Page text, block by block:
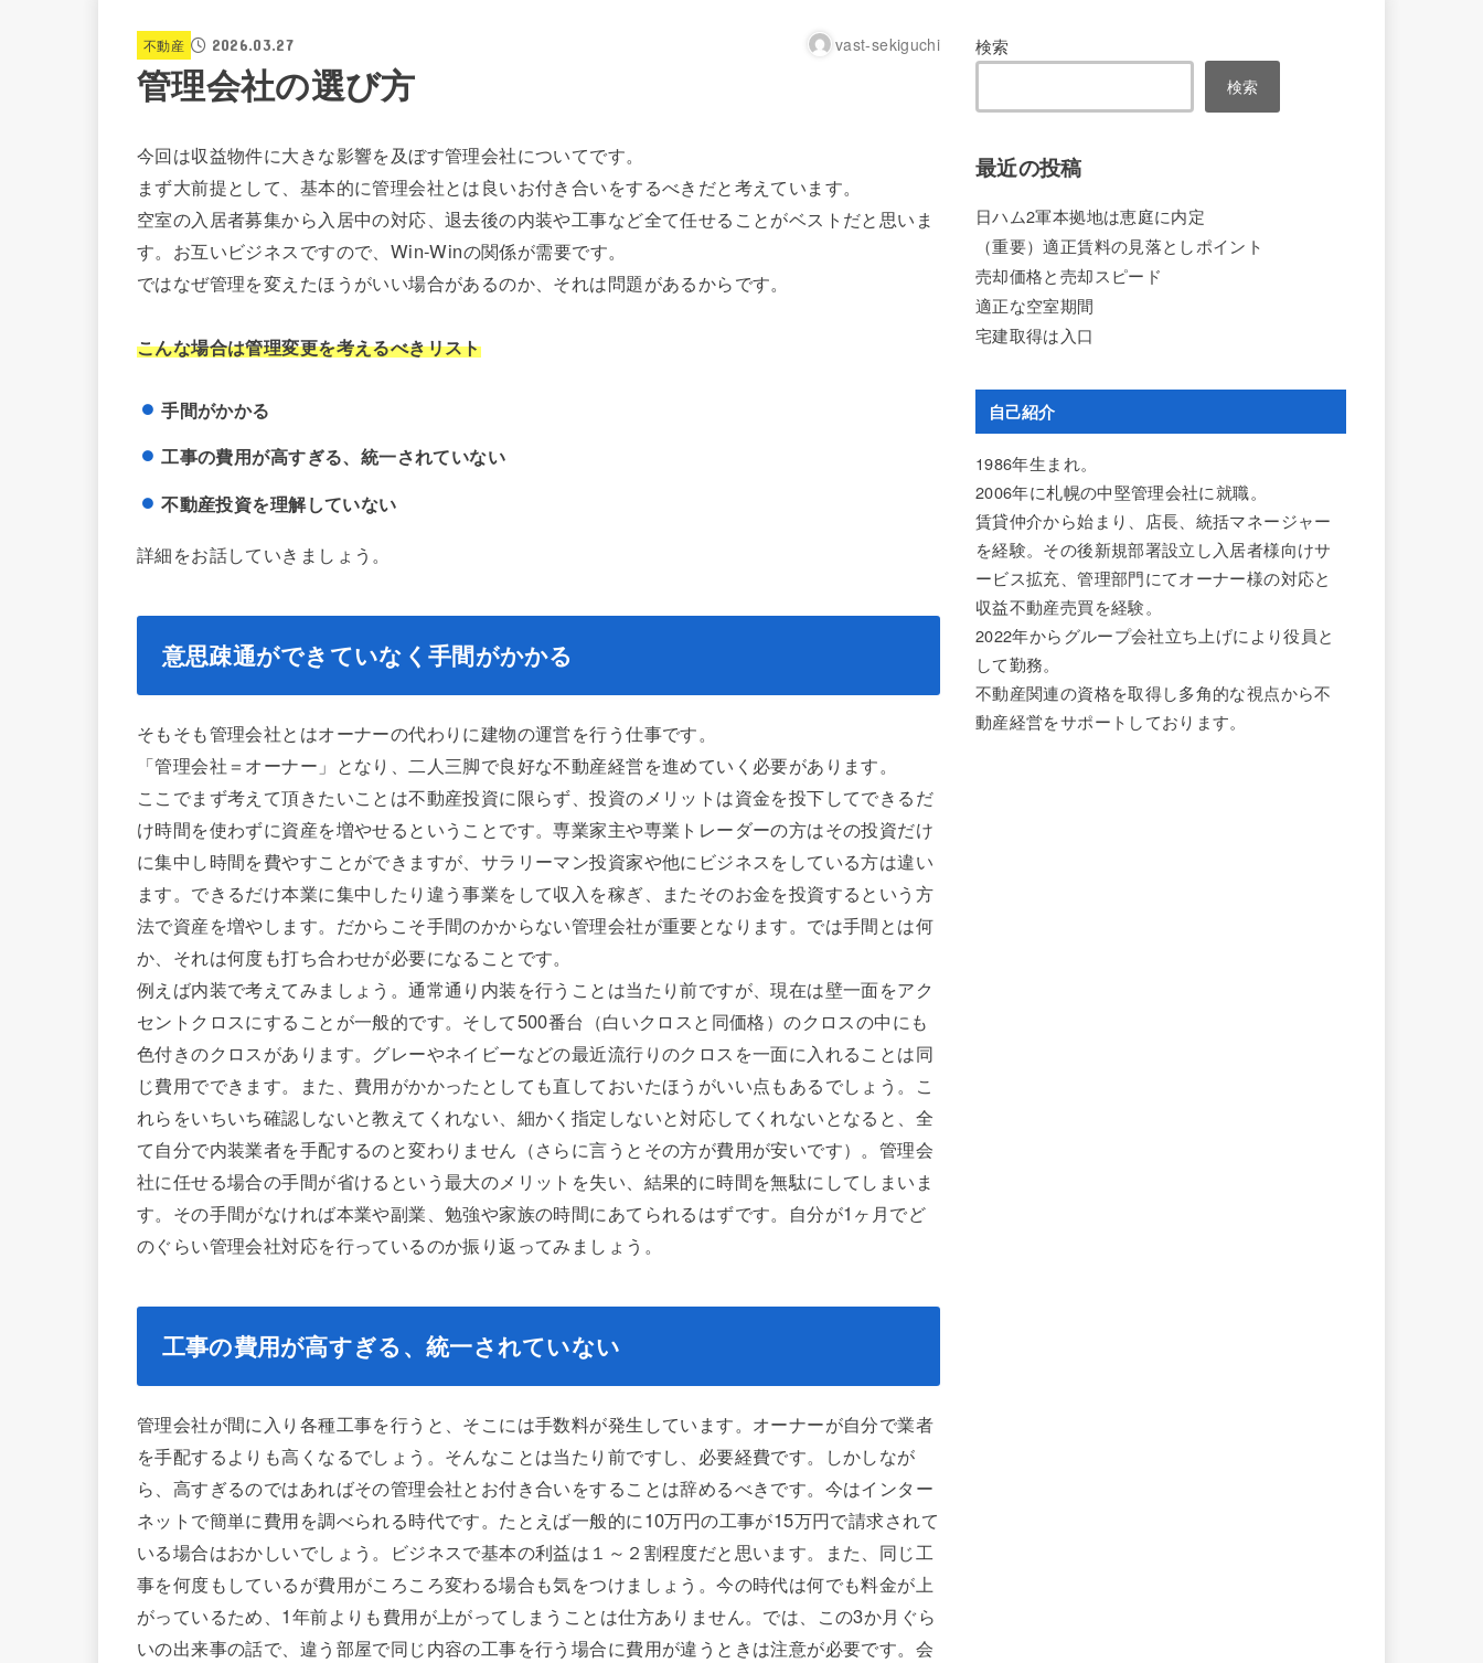
不動産 2026.03.27 vast-sekiguchi
管理会社の選び方
今回は収益物件に大きな影響を及ぼす管理会社についてです。
まず大前提として、基本的に管理会社とは良いお付き合いをするべきだと考えています。
空室の入居者募集から入居中の対応、退去後の内装や工事など全て任せることがベストだと思いま
す。お互いビジネスですので、Win-Winの関係が需要です。
ではなぜ管理を変えたほうがいい場合があるのか、それは問題があるからです。
こんな場合は管理変更を考えるべきリスト
手間がかかる
工事の費用が高すぎる、統一されていない
不動産投資を理解していない
詳細をお話していきましょう。
意思疎通ができていなく手間がかかる
そもそも管理会社とはオーナーの代わりに建物の運営を行う仕事です。
「管理会社＝オーナー」となり、二人三脚で良好な不動産経営を進めていく必要があります。
ここでまず考えて頂きたいことは不動産投資に限らず、投資のメリットは資金を投下してできるだ
け時間を使わずに資産を増やせるということです。専業家主や専業トレーダーの方はその投資だけ
に集中し時間を費やすことができますが、サラリーマン投資家や他にビジネスをしている方は違い
ます。できるだけ本業に集中したり違う事業をして収入を稼ぎ、またそのお金を投資するという方
法で資産を増やします。だからこそ手間のかからない管理会社が重要となります。では手間とは何
か、それは何度も打ち合わせが必要になることです。
例えば内装で考えてみましょう。通常通り内装を行うことは当たり前ですが、現在は壁一面をアク
セントクロスにすることが一般的です。そして500番台（白いクロスと同価格）のクロスの中にも
色付きのクロスがあります。グレーやネイビーなどの最近流行りのクロスを一面に入れることは同
じ費用でできます。また、費用がかかったとしても直しておいたほうがいい点もあるでしょう。こ
れらをいちいち確認しないと教えてくれない、細かく指定しないと対応してくれないとなると、全
て自分で内装業者を手配するのと変わりません（さらに言うとその方が費用が安いです）。管理会
社に任せる場合の手間が省けるという最大のメリットを失い、結果的に時間を無駄にしてしまいま
す。その手間がなければ本業や副業、勉強や家族の時間にあてられるはずです。自分が1ヶ月でど
のぐらい管理会社対応を行っているのか振り返ってみましょう。
工事の費用が高すぎる、統一されていない
管理会社が間に入り各種工事を行うと、そこには手数料が発生しています。オーナーが自分で業者
を手配するよりも高くなるでしょう。そんなことは当たり前ですし、必要経費です。しかしなが
ら、高すぎるのではあればその管理会社とお付き合いをすることは辞めるべきです。今はインター
ネットで簡単に費用を調べられる時代です。たとえば一般的に10万円の工事が15万円で請求されて
いる場合はおかしいでしょう。ビジネスで基本の利益は１～２割程度だと思います。また、同じ工
事を何度もしているが費用がころころ変わる場合も気をつけましょう。今の時代は何でも料金が上
がっているため、1年前よりも費用が上がってしまうことは仕方ありません。では、この3か月ぐら
いの出来事の話で、違う部屋で同じ内容の工事を行う場合に費用が違うときは注意が必要です。会
検索
検索
最近の投稿
日ハム2軍本拠地は恵庭に内定
（重要）適正賃料の見落としポイント
売却価格と売却スピード
適正な空室期間
宅建取得は入口
自己紹介
1986年生まれ。
2006年に札幌の中堅管理会社に就職。
賃貸仲介から始まり、店長、統括マネージャー
を経験。その後新規部署設立し入居者様向けサ
ービス拡充、管理部門にてオーナー様の対応と
収益不動産売買を経験。
2022年からグループ会社立ち上げにより役員と
して勤務。
不動産関連の資格を取得し多角的な視点から不
動産経営をサポートしております。